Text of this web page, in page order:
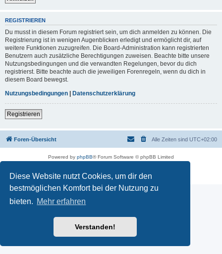
Diese Website nutzt Cookies, um dir den
bestmöglichen Komfort bei der Nutzung zu
bieten. Mehr erfahren
Verstanden!
REGISTRIEREN
Du musst in diesem Forum registriert sein, um dich anmelden zu können. Die
Registrierung ist in wenigen Augenblicken erledigt und ermöglicht dir, auf
weitere Funktionen zuzugreifen. Die Board-Administration kann registrierten
Benutzern auch zusätzliche Berechtigungen zuweisen. Beachte bitte unsere
Nutzungsbedingungen und die verwandten Regelungen, bevor du dich
registrierst. Bitte beachte auch die jeweiligen Forenregeln, wenn du dich in
diesem Board bewegst.
Nutzungsbedingungen | Datenschutzerklärung
Registrieren
Foren-Übersicht Alle Zeiten sind UTC+02:00
Powered by phpBB® Forum Software © phpBB Limited
Datenschutz|Nutzungsbedingungen